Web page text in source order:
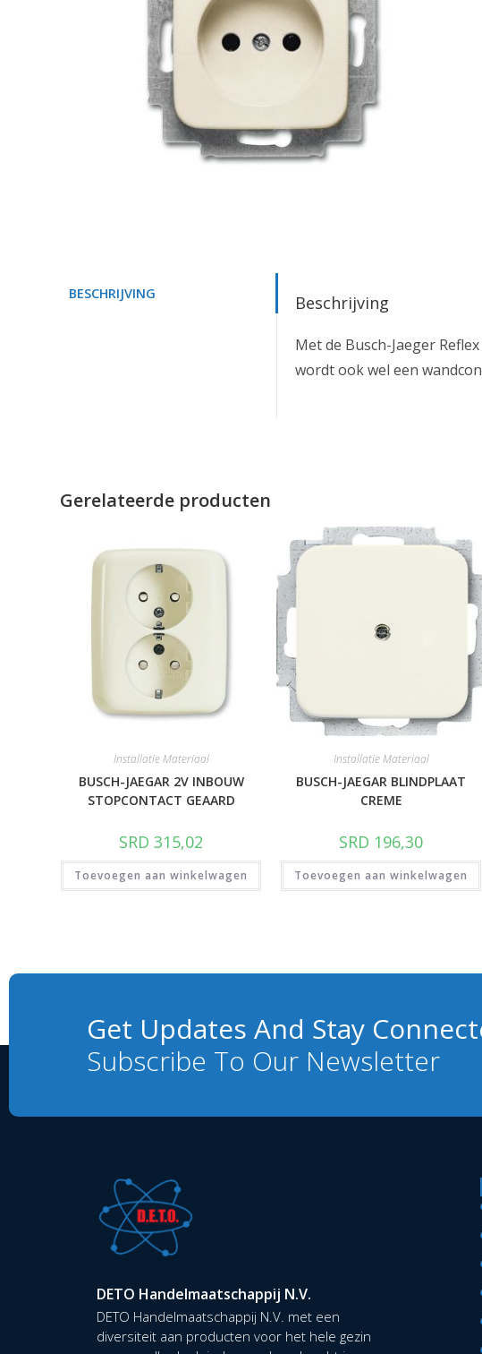
BESCHRIJVING Beschrijving
Met de Busch-Jaeger
wordt ook wel een
Gerelateerde producten
Installatie Materiaal
BUSCH-JAEGAR 2V INBOUW
STOPCONTACT GEAARD
SRD 315,02
Toevoegen aan winkelwagen
Installatie Materiaal
BUSCH-JAEGAR BLINDPLAAT
CREME
SRD 196,30
Toevoegen aan winkelwagen
Get Updates And Stay
Subscribe To Our Newsletter
DETO Handelmaatschappij N.V.
DETO Handelmaatschappij N.V. met een
diversiteit aan producten voor het hele gezin